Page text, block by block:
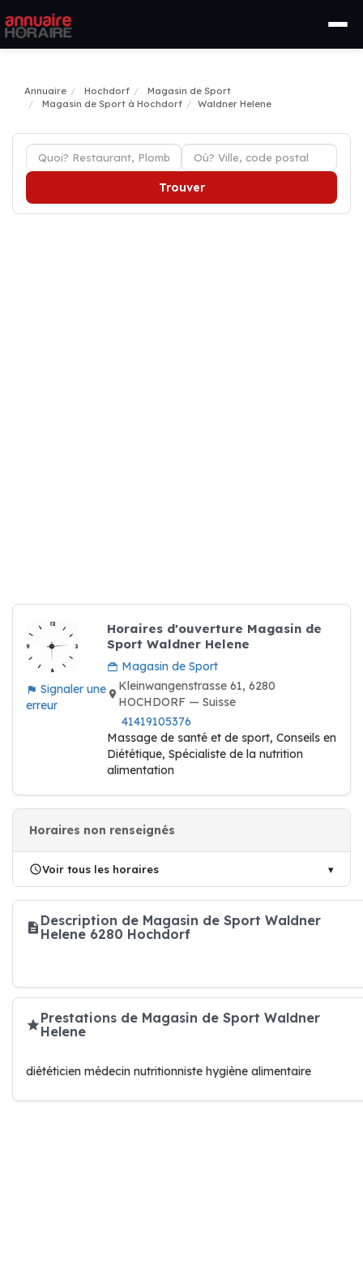
Annuaire Hochdorf
Magasin de Sport
Magasin de Sport à Hochdorf
Waldner Helene
Trouver
Signaler une
erreur
Horaires d'ouverture Magasin de
Sport Waldner Helene
Magasin de Sport
Kleinwangenstrasse 61, 6280
HOCHDORF — Suisse
41419105376
Massage de santé et de sport, Conseils en
Diététique, Spécialiste de la nutrition
alimentation
Horaires non renseignés
Voir tous les horaires
Description de Magasin de Sport Waldner
Helene 6280 Hochdorf
Prestations de Magasin de Sport Waldner
Helene
diététicien médecin nutritionniste hygiène alimentaire